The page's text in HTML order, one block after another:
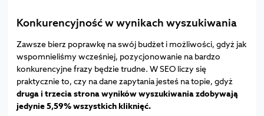
Konkurencyjność w wynikach wyszukiwania
Zawsze bierz poprawkę na swój budżet i możliwości, gdyż jak
wspomnieliśmy wcześniej, pozycjonowanie na bardzo
konkurencyjne frazy będzie trudne. W SEO liczy się
praktycznie to, czy na dane zapytania jesteś na topie, gdyż
druga i trzecia strona wyników wyszukiwania zdobywają
jedynie 5,59% wszystkich kliknięć.